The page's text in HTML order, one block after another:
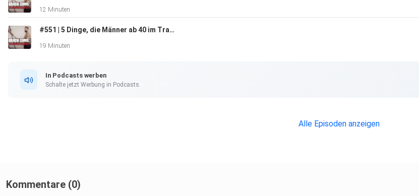
12 Minuten
#551 | 5 Dinge, die Männer ab 40 im Training falsch machen – und wie du sie korrigierst
19 Minuten
In Podcasts werben
Schalte jetzt Werbung in Podcasts.
Alle Episoden anzeigen
Kommentare (0)